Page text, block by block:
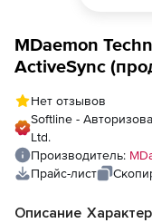
MDaemon
ActiveSync
Нет отзывов
Softline -
Ltd.
Производитель:
Прайс-лист
Описание